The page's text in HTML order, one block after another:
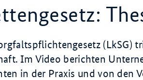
(LkSG)
Im Video berichten
in der Praxis und von den